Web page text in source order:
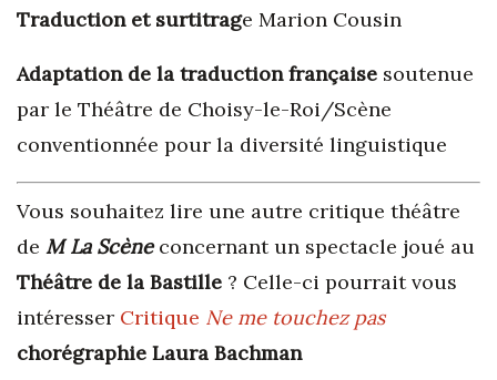
Traduction et surtitrage Marion Cousin
Adaptation de la traduction française soutenue
par le Théâtre de Choisy-le-Roi/Scène
conventionnée pour la diversité linguistique
Vous souhaitez lire une autre critique théâtre
de M La Scèneconcernant un spectacle joué au
Théâtre de la Bastille ? Celle-ci pourrait vous
intéresser Critique Ne me touchez pas
chorégraphie Laura Bachman